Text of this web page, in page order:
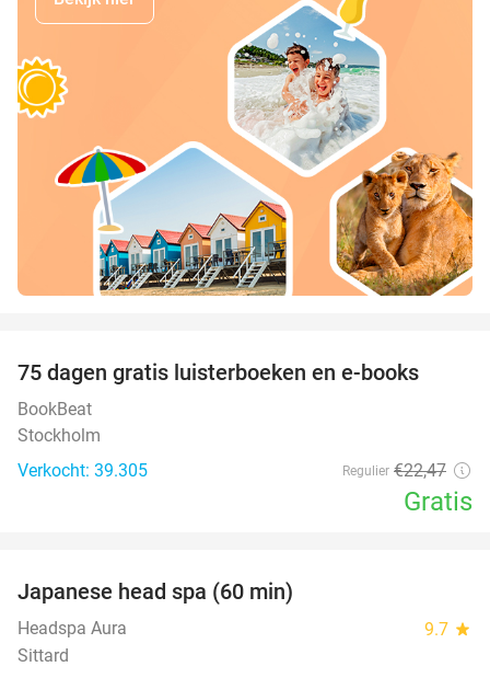
75 dagen gratis luisterboeken en e-books
BookBeat
Stockholm
Verkocht: 39.305
Regulier €22,47
Gratis
Japanese head spa (60 min)
Headspa Aura 9.7 star
Sittard